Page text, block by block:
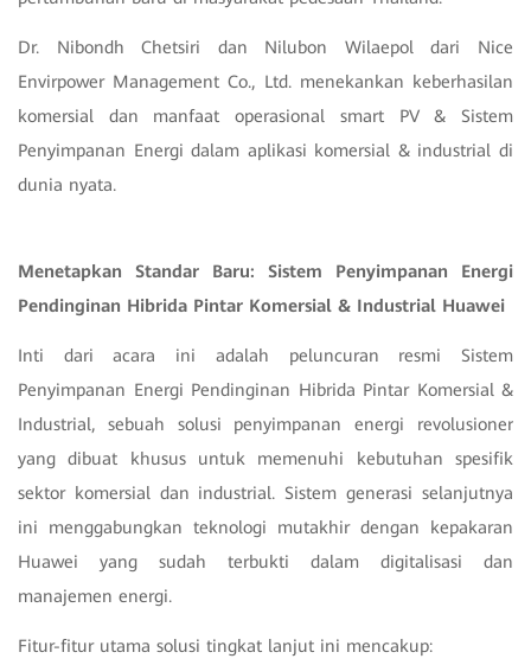
Dr. Nibondh Chetsiri dan Nilubon Wilaepol dari Nice
Envirpower Management Co., Ltd. menekankan keberhasilan
komersial dan manfaat operasional smart PV & Sistem
Penyimpanan Energi dalam aplikasi komersial & industrial di
dunia nyata.
Menetapkan Standar Baru: Sistem Penyimpanan Energi
Pendinginan Hibrida Pintar Komersial & Industrial Huawei
Inti dari acara ini adalah peluncuran resmi Sistem
Penyimpanan Energi Pendinginan Hibrida Pintar Komersial &
Industrial, sebuah solusi penyimpanan energi revolusioner
yang dibuat khusus untuk memenuhi kebutuhan spesifik
sektor komersial dan industrial. Sistem generasi selanjutnya
ini menggabungkan teknologi mutakhir dengan kepakaran
Huawei yang sudah terbukti dalam digitalisasi dan
manajemen energi.
Fitur-fitur utama solusi tingkat lanjut ini mencakup: